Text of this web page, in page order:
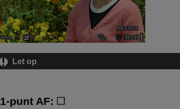
Let op
1-punt AF: